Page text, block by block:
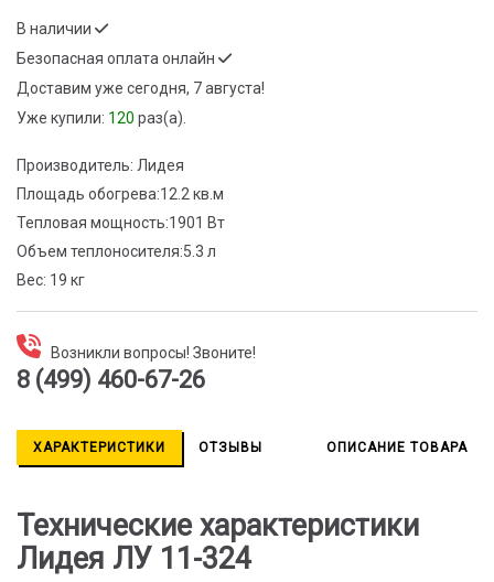
В наличии
Безопасная оплата онлайн
Доставим уже сегодня, 7 августа!
Уже купили: 120 раз(a).
Производитель: Лидея
Площадь обогрева:12.2 кв.м
Тепловая мощность:1901 Вт
Объем теплоносителя:5.3 л
Вес: 19 кг
Возникли вопросы! Звоните!
8 (499) 460-67-26
ХАРАКТЕРИСТИКИ ОТЗЫВЫ ОПИСАНИЕ ТОВАРА
Технические характеристики
Лидея ЛУ 11-324